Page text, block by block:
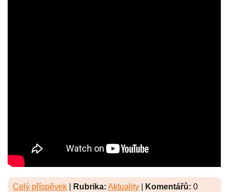
Celý příspěvek Rubrika: Aktuality Komentářů: 0